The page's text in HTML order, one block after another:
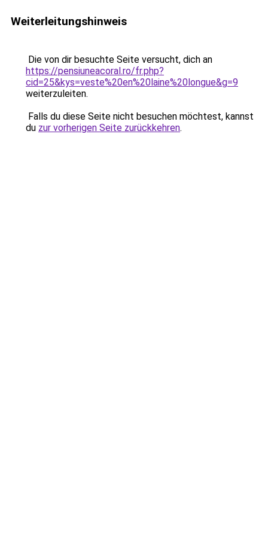
Weiterleitungshinweis
Die von dir besuchte Seite versucht, dich an
https://pensiuneacoral.ro/fr.php?
cid=25&kys=veste%20en%20laine%20longue&g=9
weiterzuleiten.
Falls du diese Seite nicht besuchen möchtest, kannst
du zur vorherigen Seite zurückkehren.